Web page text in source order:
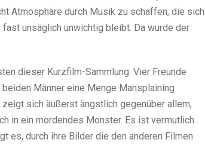
Atmosphäre durch Musik zu schaffen, die sich
unsäglich unwichtig bleibt. Da wurde der
dieser Kurzfilm-Sammlung. Vier Freunde
Männer eine Menge Mansplaining
sich äußerst ängstlich gegenüber allem,
in ein mordendes Monster. Es ist vermutlich
es, durch ihre Bilder die den anderen Filmen